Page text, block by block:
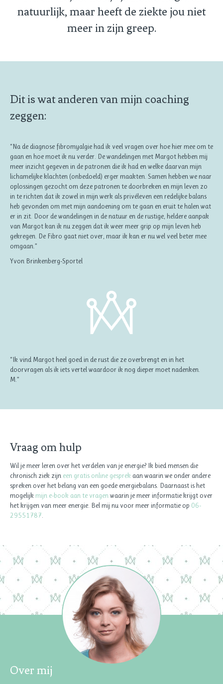
natuurlijk, maar heeft de ziekte jou niet
meer in zijn greep.
Dit is wat anderen van mijn coaching
zeggen:
“Na de diagnose fibromyalgie had ik veel vragen over hoe hier mee om te
gaan en hoe moet ik nu verder. De wandelingen met Margot hebben mij
meer inzicht gegeven in de patronen die ik had en welke daarvan mijn
lichamelijke klachten (onbedoeld) erger maakten. Samen hebben we naar
oplossingen gezocht om deze patronen te doorbreken en mijn leven zo
in te richten dat ik zowel in mijn werk als privéleven een redelijke balans
heb gevonden om met mijn aandoening om te gaan en eruit te halen wat
er in zit. Door de wandelingen in de natuur en de rustige, heldere aanpak
van Margot kan ik nu zeggen dat ik weer meer grip op mijn leven heb
gekregen. De Fibro gaat niet over, maar ik kan er nu wel veel beter mee
omgaan.”
Yvon Brinkenberg-Sportel
“Ik vind Margot heel goed in de rust die ze overbrengt en in het
doorvragen als ik iets vertel waardoor ik nog dieper moet nadenken.
M.”
Vraag om hulp
Wil je meer leren over het verdelen van je energie? Ik bied mensen die
chronisch ziek zijn een gratis online gesprek aan waarin we onder andere
spreken over het belang van een goede energiebalans. Daarnaast is het
mogelijk mijn e-book aan te vragenwaarin je meer informatie krijgt over
het krijgen van meer energie. Bel mij nu voor meer informatie op 06-
29551787.
Over mij